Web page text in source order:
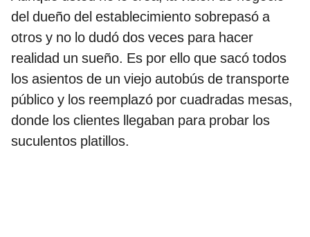
del dueño del establecimiento sobrepasó a
otros y no lo dudó dos veces para hacer
realidad un sueño. Es por ello que sacó todos
los asientos de un viejo autobús de transporte
público y los reemplazó por cuadradas mesas,
donde los clientes llegaban para probar los
suculentos platillos.